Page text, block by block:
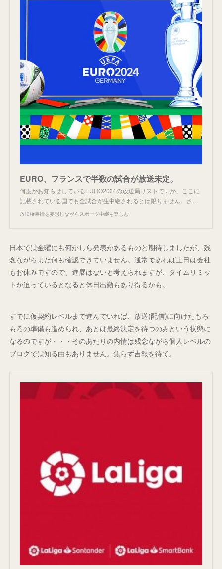
EURO、フランスで半数の試合が放送未定。
何度かお知らせしているEURO2024の放送局リストですが、ここに
記載されている国でも全試合が生中継されるとは限りません。さ…
放映権事情を妄想しながらスポーツ中継を楽しむ
日本では金曜にも何かしら発表があるものと期待しましたが、残
念ながらまだ何も確認できていません。通常であれば土日は会社
もお休みですので、進展はないと考えられますが、タイムリミッ
トが迫っているとなると休日出勤もあり得るかも。
すでに仮契約レベルまで進んでいれば、放送(配信)に向けたもろ
もろの準備も進められ、あとは最終決定を待つのみという状態に
なるのですが・・・そのあたりの内情は残念ながら個人レベルの
ブログでは知る由もありません。焦らず吉報を待て。